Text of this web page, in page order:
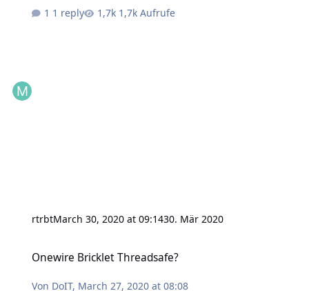
1 reply
1,7k Aufrufe
rtrbtMarch 30, 2020 at 09:1430. Mär 2020
Onewire Bricklet Threadsafe?
Von DoIT, March 27, 2020 at 08:08